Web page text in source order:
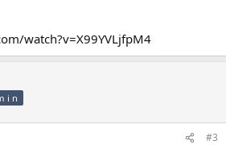
watch?v=X99YVLjfpM4
i n
#3